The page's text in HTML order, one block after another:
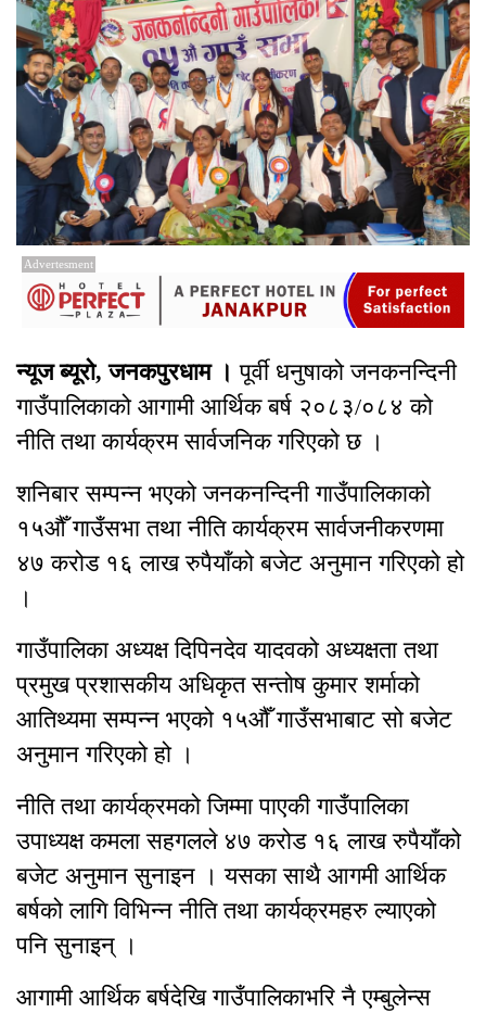
Advertesment
न्यूज ब्यूरो, जनकपुरधाम । पूर्वी धनुषाको जनकनन्दिनी
गाउँपालिकाको आगामी आर्थिक बर्ष २०८३/०८४ को
नीति तथा कार्यक्रम सार्वजनिक गरिएको छ ।
शनिबार सम्पन्न भएको जनकनन्दिनी गाउँपालिकाको
१५औँ गाउँसभा तथा नीति कार्यक्रम सार्वजनीकरणमा
४७ करोड १६ लाख रुपैयाँको बजेट अनुमान गरिएको हो
।
गाउँपालिका अध्यक्ष दिपिनदेव यादवको अध्यक्षता तथा
प्रमुख प्रशासकीय अधिकृत सन्तोष कुमार शर्माको
आतिथ्यमा सम्पन्न भएको १५औँ गाउँसभाबाट सो बजेट
अनुमान गरिएको हो ।
नीति तथा कार्यक्रमको जिम्मा पाएकी गाउँपालिका
उपाध्यक्ष कमला सहगलले ४७ करोड १६ लाख रुपैयाँको
बजेट अनुमान सुनाइन । यसका साथै आगमी आर्थिक
बर्षको लागि विभिन्न नीति तथा कार्यक्रमहरु ल्याएको
पनि सुनाइन् ।
आगामी आर्थिक बर्षदेखि गाउँपालिकाभरि नै एम्बुलेन्स